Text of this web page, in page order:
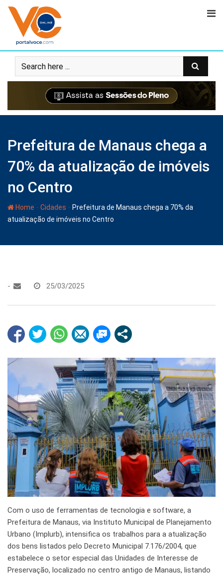
Prefeitura de Manaus chega a
70% da atualização de imóveis
no Centro
Home - Cidades - Prefeitura de Manaus chega a 70% da
atualização de imóveis no Centro
- 25/03/2025
Com o uso de ferramentas de tecnologia e software, a
Prefeitura de Manaus, via Instituto Municipal de Planejamento
Urbano (Implurb), intensifica os trabalhos para a atualização
dos bens listados pelo Decreto Municipal 7.176/2004, que
estabelece o setor especial das Unidades de Interesse de
Preservação, localizado no centro antigo de Manaus, listando